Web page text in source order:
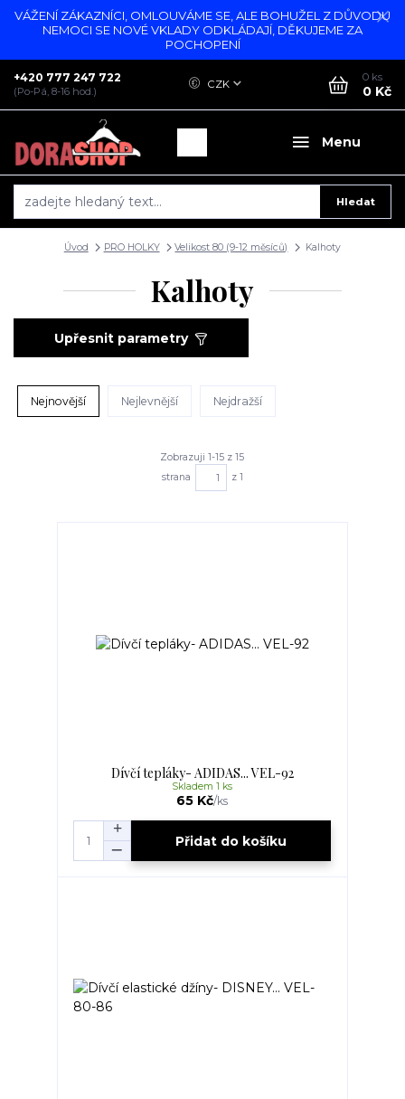
VÁŽENÍ ZÁKAZNÍCI, OMLOUVÁME SE, ALE BOHUŽEL Z DŮVODU
NEMOCI SE NOVÉ VKLADY ODKLÁDAJÍ, DĚKUJEME ZA
POCHOPENÍ
Menu
CZK
Hledat
+420 777 247 722
(Po-Pá, 8-16 hod.)
0 ks
0 Kč
Úvod PRO HOLKY Velikost 80 (9-12 měsíců) Kalhoty
Kalhoty
Upřesnit parametry
Nejnovější Nejlevnější Nejdražší
Zobrazuji 1-15 z 15
strana
z 1
Dívčí tepláky- ADIDAS... VEL-92
65 Kč/ks
Skladem 1 ks
Přidat do košíku